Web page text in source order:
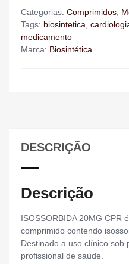
Categorias: Comprimidos,
Tags: biosintetica,
medicamento
Marca: Biosintética
DESCRIÇÃO
Descrição
ISOSSORBIDA 20MG CPR
comprimido contendo
Destinado a uso clínico sob
profissional de saúde.